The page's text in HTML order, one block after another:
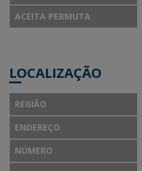
ACEITA PERMUTA
LOCALIZAÇÃO
REGIÃO
ENDEREÇO
NÚMERO